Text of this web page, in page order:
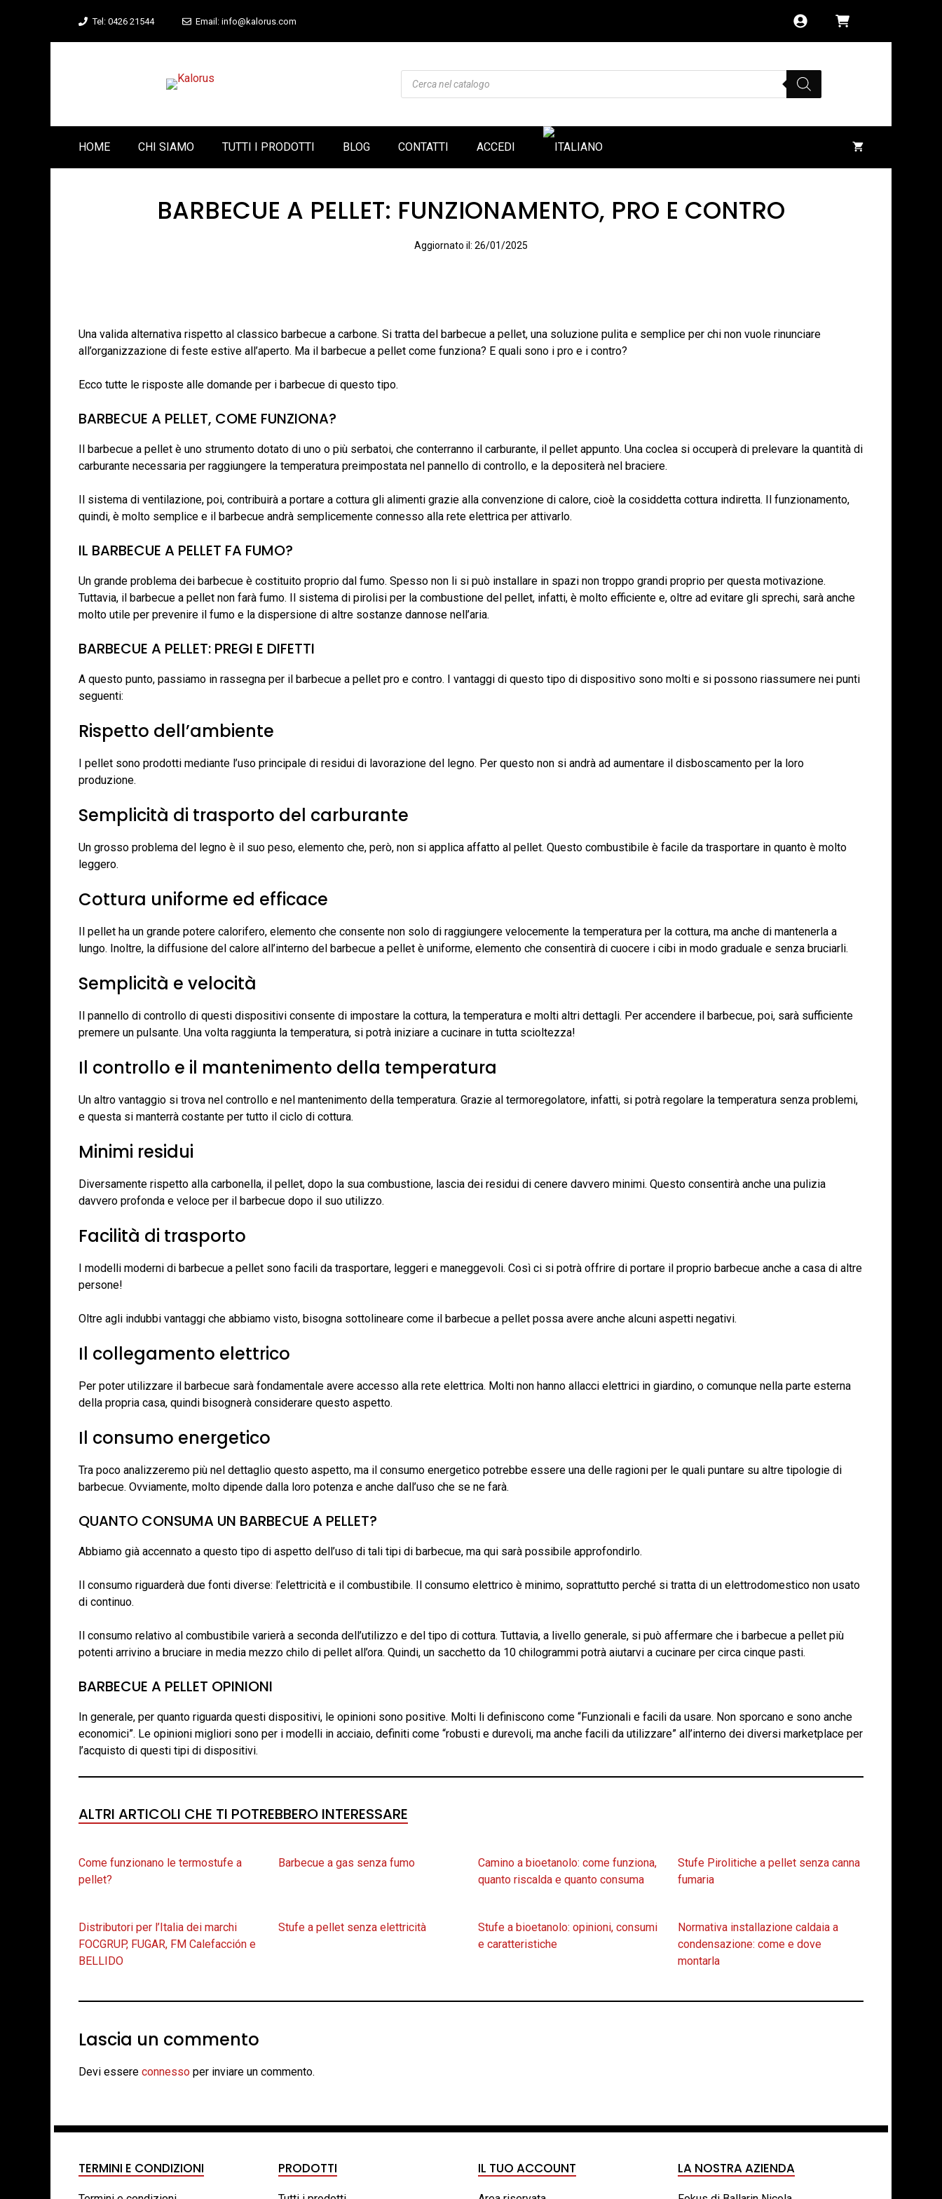
Tel: 0426 21544 Email: info@kalorus.com
Products
search
HOME CHI SIAMO TUTTI I PRODOTTI BLOG CONTATTI ACCEDI
BARBECUE A PELLET: FUNZIONAMENTO, PRO E CONTRO
Aggiornato il: 26/01/2025
Una valida alternativa rispetto al classico barbecue a carbone. Si tratta del barbecue a pellet, una soluzione pulita e semplice per chi non vuole rinunciare
all’organizzazione di feste estive all’aperto. Ma il barbecue a pellet come funziona? E quali sono i pro e i contro?
Ecco tutte le risposte alle domande per i barbecue di questo tipo.
BARBECUE A PELLET, COME FUNZIONA?
Il barbecue a pellet è uno strumento dotato di uno o più serbatoi, che conterranno il carburante, il pellet appunto. Una coclea si occuperà di prelevare la quantità di
carburante necessaria per raggiungere la temperatura preimpostata nel pannello di controllo, e la depositerà nel braciere.
Il sistema di ventilazione, poi, contribuirà a portare a cottura gli alimenti grazie alla convenzione di calore, cioè la cosiddetta cottura indiretta. Il funzionamento,
quindi, è molto semplice e il barbecue andrà semplicemente connesso alla rete elettrica per attivarlo.
IL BARBECUE A PELLET FA FUMO?
Un grande problema dei barbecue è costituito proprio dal fumo. Spesso non li si può installare in spazi non troppo grandi proprio per questa motivazione.
Tuttavia, il barbecue a pellet non farà fumo. Il sistema di pirolisi per la combustione del pellet, infatti, è molto efficiente e, oltre ad evitare gli sprechi, sarà anche
molto utile per prevenire il fumo e la dispersione di altre sostanze dannose nell’aria.
BARBECUE A PELLET: PREGI E DIFETTI
A questo punto, passiamo in rassegna per il barbecue a pellet pro e contro. I vantaggi di questo tipo di dispositivo sono molti e si possono riassumere nei punti
seguenti:
Rispetto dell’ambiente
I pellet sono prodotti mediante l’uso principale di residui di lavorazione del legno. Per questo non si andrà ad aumentare il disboscamento per la loro
produzione.
Semplicità di trasporto del carburante
Un grosso problema del legno è il suo peso, elemento che, però, non si applica affatto al pellet. Questo combustibile è facile da trasportare in quanto è molto
leggero.
Cottura uniforme ed efficace
Il pellet ha un grande potere calorifero, elemento che consente non solo di raggiungere velocemente la temperatura per la cottura, ma anche di mantenerla a
lungo. Inoltre, la diffusione del calore all’interno del barbecue a pellet è uniforme, elemento che consentirà di cuocere i cibi in modo graduale e senza bruciarli.
Semplicità e velocità
Il pannello di controllo di questi dispositivi consente di impostare la cottura, la temperatura e molti altri dettagli. Per accendere il barbecue, poi, sarà sufficiente
premere un pulsante. Una volta raggiunta la temperatura, si potrà iniziare a cucinare in tutta scioltezza!
Il controllo e il mantenimento della temperatura
Un altro vantaggio si trova nel controllo e nel mantenimento della temperatura. Grazie al termoregolatore, infatti, si potrà regolare la temperatura senza problemi,
e questa si manterrà costante per tutto il ciclo di cottura.
Minimi residui
Diversamente rispetto alla carbonella, il pellet, dopo la sua combustione, lascia dei residui di cenere davvero minimi. Questo consentirà anche una pulizia
davvero profonda e veloce per il barbecue dopo il suo utilizzo.
Facilità di trasporto
I modelli moderni di barbecue a pellet sono facili da trasportare, leggeri e maneggevoli. Così ci si potrà offrire di portare il proprio barbecue anche a casa di altre
persone!
Oltre agli indubbi vantaggi che abbiamo visto, bisogna sottolineare come il barbecue a pellet possa avere anche alcuni aspetti negativi.
Il collegamento elettrico
Per poter utilizzare il barbecue sarà fondamentale avere accesso alla rete elettrica. Molti non hanno allacci elettrici in giardino, o comunque nella parte esterna
della propria casa, quindi bisognerà considerare questo aspetto.
Il consumo energetico
Tra poco analizzeremo più nel dettaglio questo aspetto, ma il consumo energetico potrebbe essere una delle ragioni per le quali puntare su altre tipologie di
barbecue. Ovviamente, molto dipende dalla loro potenza e anche dall’uso che se ne farà.
QUANTO CONSUMA UN BARBECUE A PELLET?
Abbiamo già accennato a questo tipo di aspetto dell’uso di tali tipi di barbecue, ma qui sarà possibile approfondirlo.
Il consumo riguarderà due fonti diverse: l’elettricità e il combustibile. Il consumo elettrico è minimo, soprattutto perché si tratta di un elettrodomestico non usato
di continuo.
Il consumo relativo al combustibile varierà a seconda dell’utilizzo e del tipo di cottura. Tuttavia, a livello generale, si può affermare che i barbecue a pellet più
potenti arrivino a bruciare in media mezzo chilo di pellet all’ora. Quindi, un sacchetto da 10 chilogrammi potrà aiutarvi a cucinare per circa cinque pasti.
BARBECUE A PELLET OPINIONI
In generale, per quanto riguarda questi dispositivi, le opinioni sono positive. Molti li definiscono come “Funzionali e facili da usare. Non sporcano e sono anche
economici”. Le opinioni migliori sono per i modelli in acciaio, definiti come “robusti e durevoli, ma anche facili da utilizzare” all’interno dei diversi marketplace per
l’acquisto di questi tipi di dispositivi.
ALTRI ARTICOLI CHE TI POTREBBERO INTERESSARE
Come funzionano le termostufe a
pellet?
Barbecue a gas senza fumo
Camino a bioetanolo: come funziona,
quanto riscalda e quanto consuma
Stufe Pirolitiche a pellet senza canna
fumaria
Distributori per l’Italia dei marchi
FOCGRUP, FUGAR, FM Calefacción e
BELLIDO
Stufe a pellet senza elettricità
Stufe a bioetanolo: opinioni, consumi
e caratteristiche
Normativa installazione caldaia a
condensazione: come e dove
montarla
Lascia un commento
Devi essere connesso per inviare un commento.
TERMINI E CONDIZIONI PRODOTTI IL TUO ACCOUNT LA NOSTRA AZIENDA